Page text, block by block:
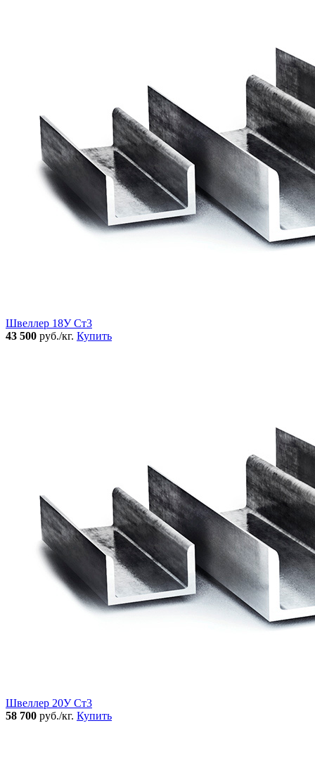
Швеллер 18У Ст3
43 500 руб./кг. Купить
Швеллер 20У Ст3
58 700 руб./кг. Купить